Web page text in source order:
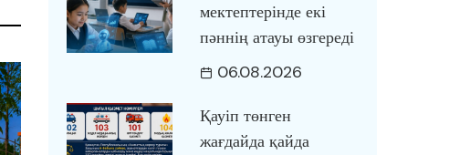
мектептерінде екі
пәннің атауы өзгереді
06.08.2026
Қауіп төнген
жағдайда қайда